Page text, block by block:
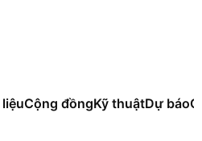
Cộng đồngKỹ thuậtDự báo